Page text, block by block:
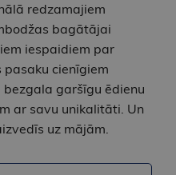
redzamajiem
bagātājai
iespaidiem par
cienīgiem
garšīgu ēdienu
ar savu unikalitāti. Un
uz mājām.